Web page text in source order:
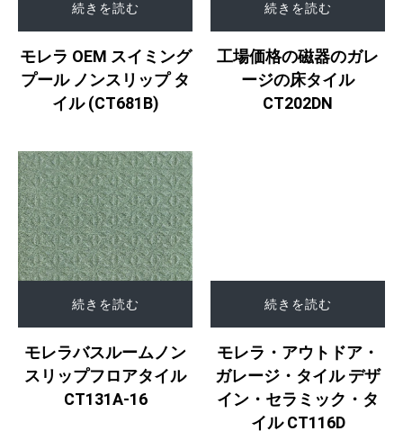
続きを読む
モレラ OEM スイミング
プール ノンスリップ タ
イル (CT681B)
続きを読む
工場価格の磁器のガレ
ージの床タイル
CT202DN
続きを読む
モレラバスルームノン
スリップフロアタイル
CT131A-16
続きを読む
モレラ・アウトドア・
ガレージ・タイル デザ
イン・セラミック・タ
イル CT116D